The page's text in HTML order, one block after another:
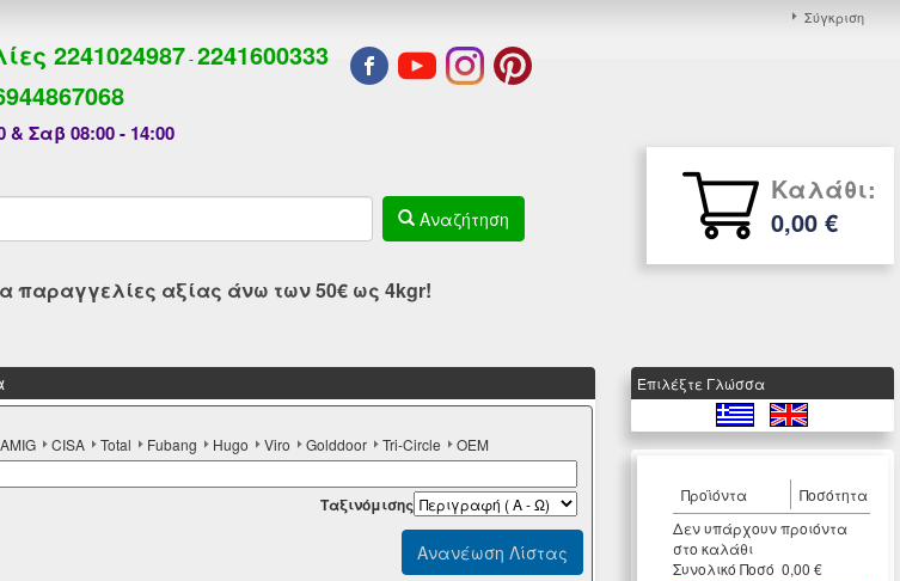
Σύγκριση
2241024987-2241600333
& Σαβ 08:00 - 14:00
Αναζήτηση
Καλάθι:
0,00 €
παραγγελίες αξίας άνω των 50€ ως 4kgr!
AMIG CISA Total Fubang Hugo Viro Golddoor Tri-Circle OEM
Tαξινόμισης
Eπιλέξτε Γλώσσα
Προϊόντα
Ποσότητα
Δεν υπάρχουν προιόντα
στο καλάθι
Συνολικό Ποσό 0,00 €